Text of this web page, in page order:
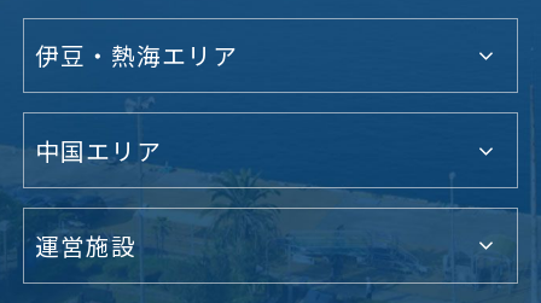
伊豆・熱海エリア
中国エリア
運営施設